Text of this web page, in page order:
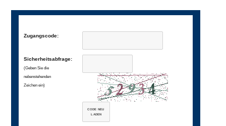
Zugangscode:
Sicherheitsabfrage:
(Geben Sie die
nebenstehenden
Zeichen ein)
CODE NEU
LADEN